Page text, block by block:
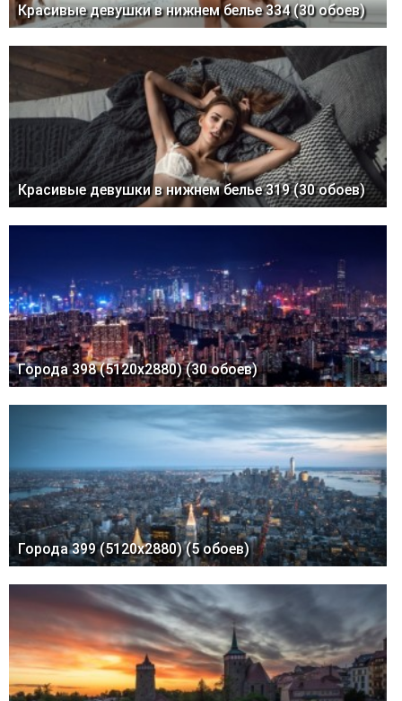
Красивые девушки в нижнем белье 334 (30 обоев)
Красивые девушки в нижнем белье 319 (30 обоев)
Города 398 (5120x2880) (30 обоев)
Города 399 (5120x2880) (5 обоев)